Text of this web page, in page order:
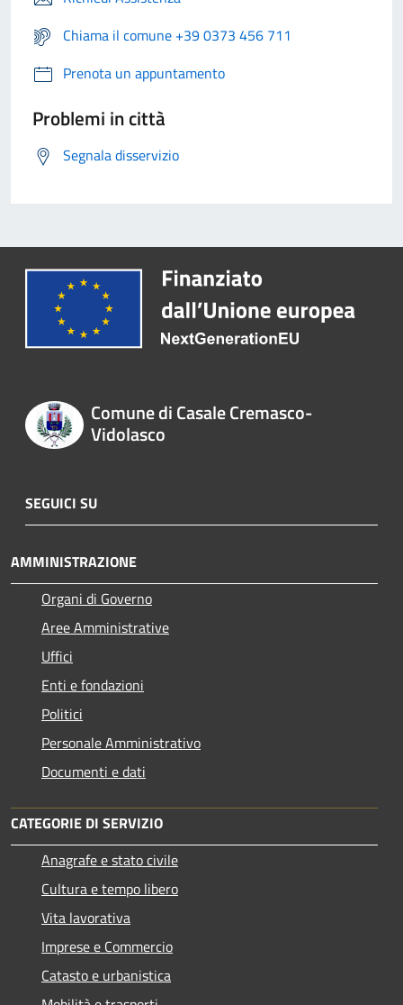
Chiama il comune +39 0373 456 711
Prenota un appuntamento
Problemi in città
Segnala disservizio
Comune di Casale Cremasco-
Vidolasco
SEGUICI SU
AMMINISTRAZIONE
Organi di Governo
Aree Amministrative
Uffici
Enti e fondazioni
Politici
Personale Amministrativo
Documenti e dati
CATEGORIE DI SERVIZIO
Anagrafe e stato civile
Cultura e tempo libero
Vita lavorativa
Imprese e Commercio
Catasto e urbanistica